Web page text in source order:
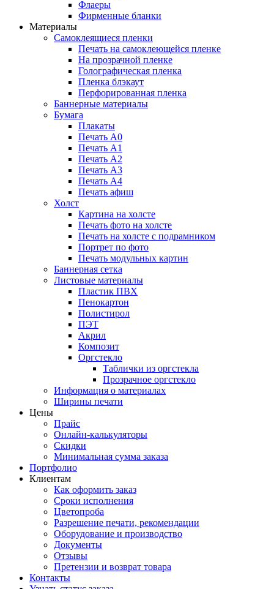
Флаеры
Фирменные бланки
Материалы
Самоклеящиеся пленки
Печать на самоклеющейся пленке
На прозрачной пленке
Голографическая пленка
Пленка блэкаут
Перфорированная пленка
Баннерные материалы
Бумага
Плакаты
Печать А0
Печать А1
Печать А2
Печать А3
Печать А4
Печать афиш
Холст
Картина на холсте
Печать фото на холсте
Печать на холсте с подрамником
Портрет по фото
Печать модульных картин
Баннерная сетка
Листовые материалы
Пластик ПВХ
Пенокартон
Полистирол
ПЭТ
Акрил
Композит
Оргстекло
Таблички из оргстекла
Прозрачное оргстекло
Информация о материалах
Ширины печати
Цены
Прайс
Онлайн-калькуляторы
Скидки
Минимальная сумма заказа
Портфолио
Клиентам
Как оформить заказ
Сроки исполнения
Цветопроба
Разрешение печати, рекомендации
Оборудование и производство
Документы
Отзывы
Претензии и возврат товара
Контакты